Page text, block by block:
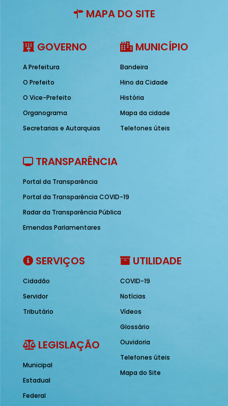
MAPA DO SITE
GOVERNO
A Prefeitura
O Prefeito
O Vice-Prefeito
Organograma
Secretarias e Autarquias
MUNICÍPIO
Bandeira
Hino da Cidade
História
Mapa da cidade
Telefones úteis
TRANSPARÊNCIA
Portal da Transparência
Portal da Transparência COVID-19
Radar da Transparência Pública
Emendas Parlamentares
SERVIÇOS
Cidadão
Servidor
Tributário
LEGISLAÇÃO
Municipal
Estadual
Federal
UTILIDADE
COVID-19
Notícias
Vídeos
Glossário
Ouvidoria
Telefones úteis
Mapa do Site